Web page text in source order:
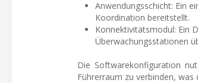
Anwendungsschicht: Ein
Koordination bereitstellt.
Konnektivitätsmodul: Ein
Überwachungsstationen
Die Softwarekonfiguration
Führerraum zu verbinden,